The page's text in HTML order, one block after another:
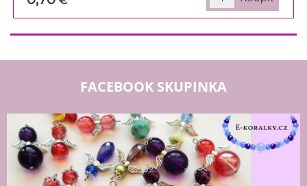
FACEBOOK SKUPINKA